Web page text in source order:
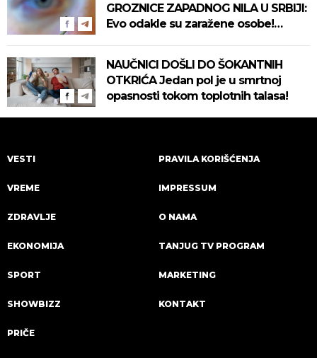
GROZNICE ZAPADNOG NILA U SRBIJI:
Evo odakle su zaražene osobe!
NAUČNICI DOŠLI DO ŠOKANTNIH
OTKRIĆA Jedan pol je u smrtnoj
opasnosti tokom toplotnih talasa!
VESTI
VREME
ZDRAVLJE
EKONOMIJA
SPORT
SHOWBIZZ
PRIČE
PRAVILA KORIŠĆENJA
IMPRESSUM
O NAMA
TANJUG TV PROGRAM
MARKETING
KONTAKT